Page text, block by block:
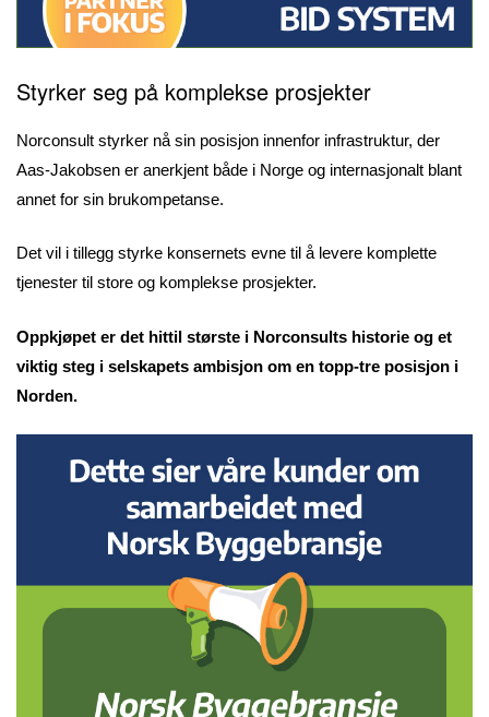
Styrker seg på komplekse prosjekter
Norconsult styrker nå sin posisjon innenfor infrastruktur, der
Aas-Jakobsen er anerkjent både i Norge og internasjonalt blant
annet for sin brukompetanse.
Det vil i tillegg styrke konsernets evne til å levere komplette
tjenester til store og komplekse prosjekter.
Oppkjøpet er det hittil største i Norconsults historie og et
viktig steg i selskapets ambisjon om en topp-tre posisjon i
Norden.